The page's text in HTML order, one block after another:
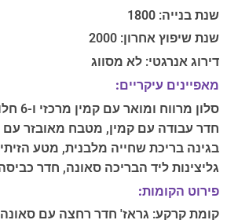
שנת בנייה: 1800
שנת שיפוץ אחרון: 2000
דירוג אנרגטי: לא מסווג
מאפיינים עיקריים:
סלון
חדר עבודה עם קמין, מטבח מאובזר עם
בגינה בריכת שחייה מלבנית, מטע
גליצינות ליד הבריכה סאונה, חדר
פירוט הקומות:
קומת קרקע: גראז' חדר רחצה עם